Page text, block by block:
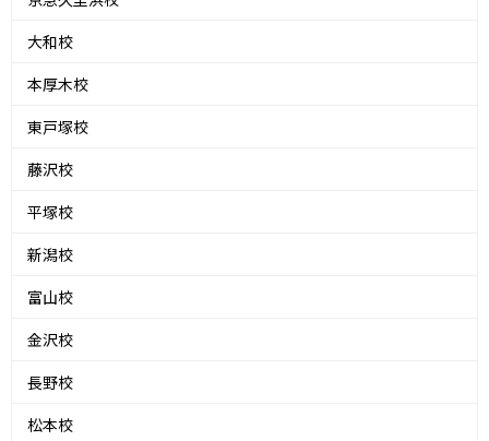
大和校
本厚木校
東戸塚校
藤沢校
平塚校
新潟校
富山校
金沢校
長野校
松本校